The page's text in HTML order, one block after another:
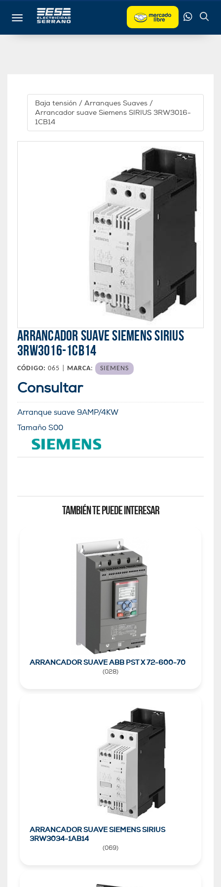
Toggle navigation
Baja tensión / Arranques Suaves /
Arrancador suave Siemens SIRIUS 3RW3016-
1CB14
ARRANCADOR SUAVE SIEMENS SIRIUS
3RW3016-1CB14
CÓDIGO: 065 | MARCA: SIEMENS
Consultar
Arranque suave 9AMP/4KW
Tamaño S00
TAMBIÉN TE PUEDE INTERESAR
ARRANCADOR SUAVE ABB PST X 72-600-70
(028)
ARRANCADOR SUAVE SIEMENS SIRIUS
3RW3034-1AB14
(069)